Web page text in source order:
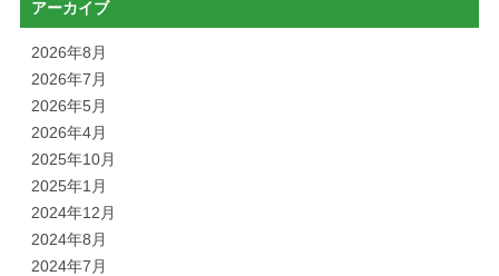
アーカイブ
2026年8月
2026年7月
2026年5月
2026年4月
2025年10月
2025年1月
2024年12月
2024年8月
2024年7月